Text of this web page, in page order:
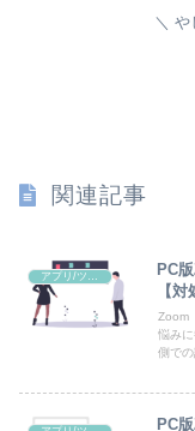
や
関連記事
PC
【
Zoom
悩み
側で
PC